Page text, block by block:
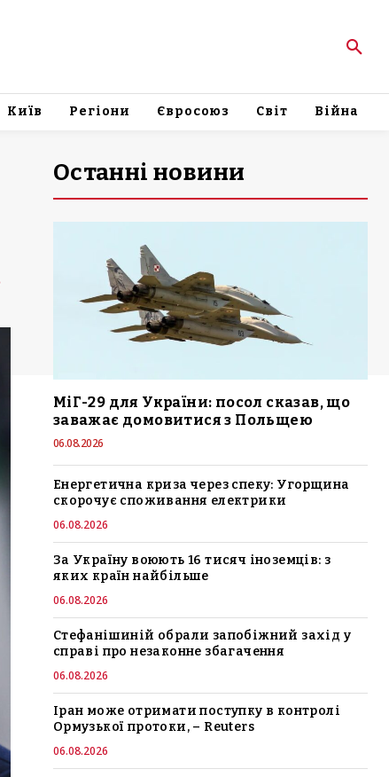
Київ Регіони Євросоюз Світ Війна
Останні новини
МіГ-29 для України: посол сказав, що
заважає домовитися з Польщею
06.08.2026
Енергетична криза через спеку: Угорщина
скорочує споживання електрики
06.08.2026
За Україну воюють 16 тисяч іноземців: з
яких країн найбільше
06.08.2026
Стефанішиній обрали запобіжний захід у
справі про незаконне збагачення
06.08.2026
Іран може отримати поступку в контролі
Ормузької протоки, – Reuters
06.08.2026